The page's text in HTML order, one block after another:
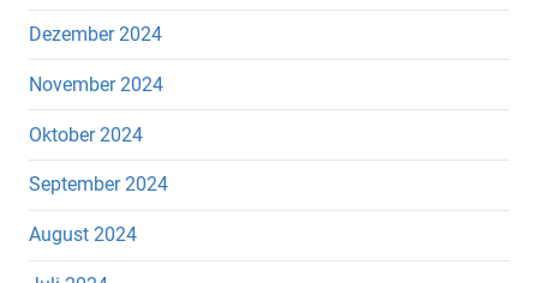
Dezember 2024
November 2024
Oktober 2024
September 2024
August 2024